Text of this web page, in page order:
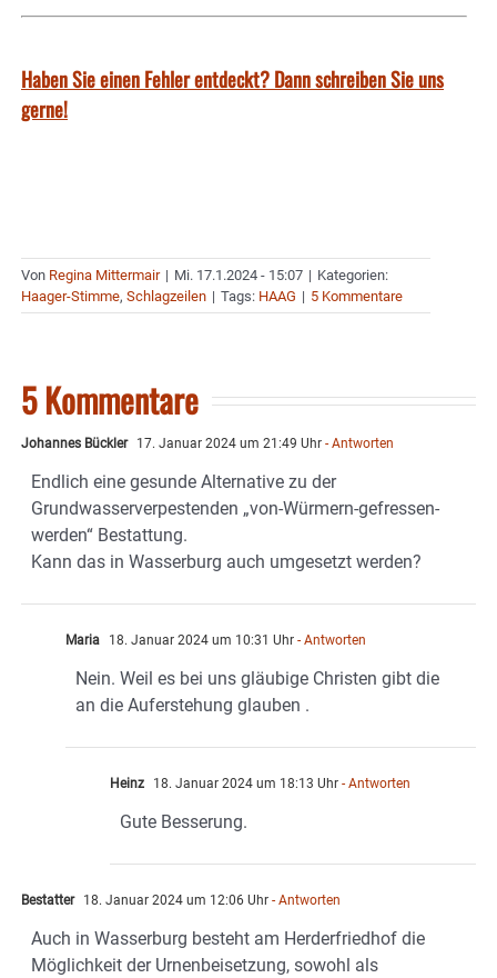
Haben Sie einen Fehler entdeckt? Dann schreiben Sie uns
gerne!
Von Regina Mittermair | Mi. 17.1.2024 - 15:07 | Kategorien:
Haager-Stimme, Schlagzeilen | Tags: HAAG | 5 Kommentare
5 Kommentare
Johannes Bückler 17. Januar 2024 um 21:49 Uhr - Antworten
Endlich eine gesunde Alternative zu der
Grundwasserverpestenden „von-Würmern-gefressen-
werden“ Bestattung.
Kann das in Wasserburg auch umgesetzt werden?
Maria 18. Januar 2024 um 10:31 Uhr - Antworten
Nein. Weil es bei uns gläubige Christen gibt die
an die Auferstehung glauben .
Heinz 18. Januar 2024 um 18:13 Uhr - Antworten
Gute Besserung.
Bestatter 18. Januar 2024 um 12:06 Uhr - Antworten
Auch in Wasserburg besteht am Herderfriedhof die
Möglichkeit der Urnenbeisetzung, sowohl als